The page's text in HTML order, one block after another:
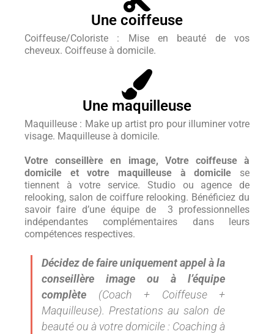
Une coiffeuse
Coiffeuse/Coloriste : Mise en beauté de vos
cheveux. Coiffeuse à domicile.
Une maquilleuse
Maquilleuse : Make up artist pro pour illuminer votre
visage. Maquilleuse à domicile.
Votre conseillère en image, Votre coiffeuse à
domicile et votre maquilleuse à domicile se
tiennent à votre service. Studio ou agence de
relooking, salon de coiffure relooking. Bénéficiez du
savoir faire d’une équipe de 3 professionnelles
indépendantes complémentaires dans leurs
compétences respectives.
Décidez de faire uniquement appel à la
conseillère image ou à l’équipe
complète (Coach + Coiffeuse +
Maquilleuse). Prestations au salon de
beauté ou à votre domicile : Coaching à